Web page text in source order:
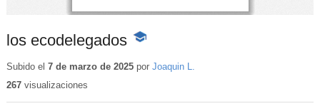
los ecodelegados -
educativo
Subido el 7 de marzo de 2025por Joaquin L.
267visualizaciones